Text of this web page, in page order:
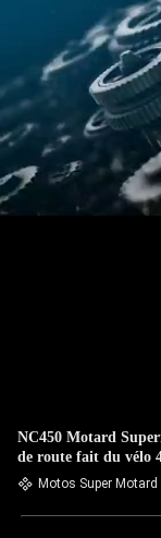
NC450 Motard
de route fait du vélo
Motos Super Motard